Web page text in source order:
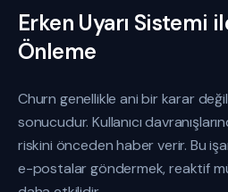
Erken Uyarı Sistemi
Önleme
Churn genellikle ani bir karar
sonucudur. Kullanıcı
riskini önceden haber verir. Bu
e-postalar göndermek, reaktif